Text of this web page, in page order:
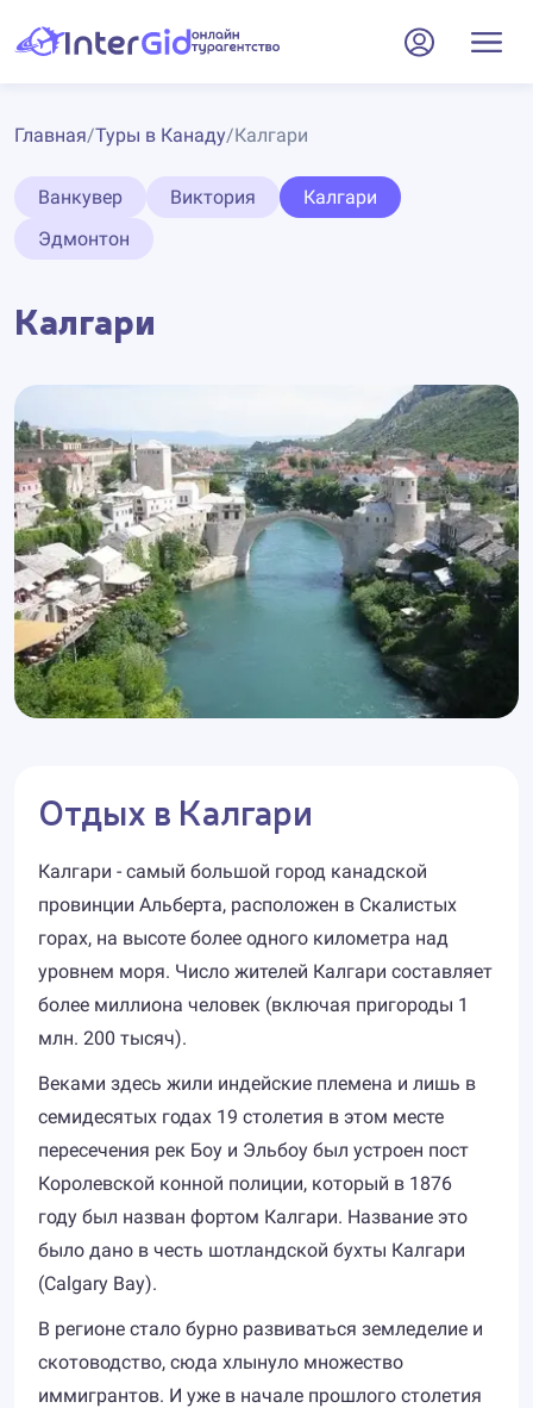
Главная/Туры в Канаду/Калгари
Ванкувер Виктория
Калгари
Эдмонтон
Калгари
Отдых в Калгари
Калгари - самый большой город канадской
провинции Альберта, расположен в Скалистых
горах, на высоте более одного километра над
уровнем моря. Число жителей Калгари составляет
более миллиона человек (включая пригороды 1
млн. 200 тысяч).
Веками здесь жили индейские племена и лишь в
семидесятых годах 19 столетия в этом месте
пересечения рек Боу и Эльбоу был устроен пост
Королевской конной полиции, который в 1876
году был назван фортом Калгари. Название это
было дано в честь шотландской бухты Калгари
(Calgary Bay).
В регионе стало бурно развиваться земледелие и
скотоводство, сюда хлынуло множество
иммигрантов. И уже в начале прошлого столетия